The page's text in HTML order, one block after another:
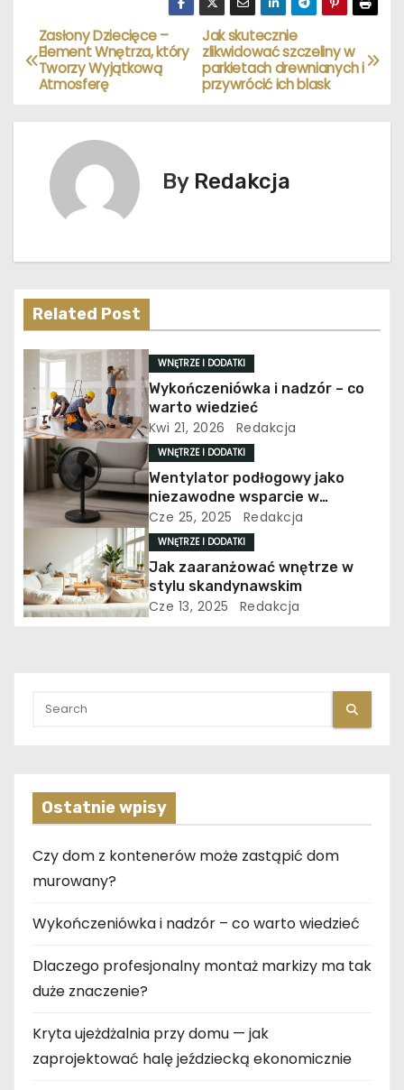
N
a
w
c
a
w
p
i
s
u
Jak skutecznie
zlikwidować szczeliny w
parkietach drewnianych i
przywrócić ich blask
Zasłony Dziecięce –
Element Wnętrza, który
Tworzy Wyjątkową
Atmosferę
By Redakcja
Related Post
WNĘTRZE I DODATKI
Wykończeniówka i nadzór – co
warto wiedzieć
Kwi 21, 2026 Redakcja
WNĘTRZE I DODATKI
Wentylator podłogowy jako
niezawodne wsparcie w
utrzymaniu komfortu
termicznego
Cze 25, 2025 Redakcja
WNĘTRZE I DODATKI
Jak zaaranżować wnętrze w
stylu skandynawskim
Cze 13, 2025 Redakcja
Ostatnie wpisy
Czy dom z kontenerów może zastąpić dom
murowany?
Wykończeniówka i nadzór – co warto wiedzieć
Dlaczego profesjonalny montaż markizy ma tak
duże znaczenie?
Kryta ujeżdżalnia przy domu — jak
zaprojektować halę jeździecką ekonomicznie